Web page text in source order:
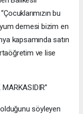
bu
demesi bizim en
kapsamında satın
ve lise
söyleyen